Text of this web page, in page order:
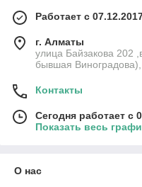
Работает с
г. Алматы
улица Байзакова 202
бывшая
Контакты
Сегодня работает с
Показать весь
О нас